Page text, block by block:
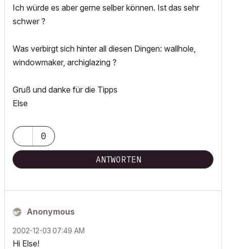
Ich würde es aber gerne selber können. Ist das sehr
schwer ?
Was verbirgt sich hinter all diesen Dingen: wallhole,
windowmaker, archiglazing ?
Gruß und danke für die Tipps
Else
0
ANTWORTEN
Anonymous
‎2002-12-03 07:49 AM
Hi Else!